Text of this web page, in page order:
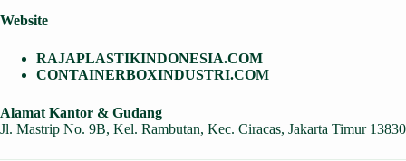
Website
RAJAPLASTIKINDONESIA.COM
CONTAINERBOXINDUSTRI.COM
Alamat Kantor & Gudang
Jl. Mastrip No. 9B, Kel. Rambutan, Kec. Ciracas, Jakarta Timur 13830